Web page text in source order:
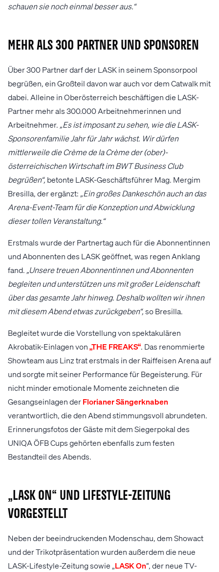
schauen sie noch einmal besser aus.“
Mehr als 300 Partner und Sponsoren
Über 300 Partner darf der LASK in seinem Sponsorpool
begrüßen, ein Großteil davon war auch vor dem Catwalk mit
dabei. Alleine in Oberösterreich beschäftigen die LASK-
Partner mehr als 300.000 Arbeitnehmerinnen und
Arbeitnehmer. „Es ist imposant zu sehen, wie die LASK-
Sponsorenfamilie Jahr für Jahr wächst. Wir dürfen
mittlerweile die Crème de la Crème der (ober)-
österreichischen Wirtschaft im BWT Business Club
begrüßen“, betonte LASK-Geschäftsführer Mag. Mergim
Bresilla, der ergänzt: „Ein großes Dankeschön auch an das
Arena-Event-Team für die Konzeption und Abwicklung
dieser tollen Veranstaltung.“
Erstmals wurde der Partnertag auch für die Abonnentinnen
und Abonnenten des LASK geöffnet, was regen Anklang
fand. „Unsere treuen Abonnentinnen und Abonnenten
begleiten und unterstützen uns mit großer Leidenschaft
über das gesamte Jahr hinweg. Deshalb wollten wir ihnen
mit diesem Abend etwas zurückgeben“,so Bresilla.
Begleitet wurde die Vorstellung von spektakulären
Akrobatik-Einlagen von„THE FREAKS“. Das renommierte
Showteam aus Linz trat erstmals in der Raiffeisen Arena auf
und sorgte mit seiner Performance für Begeisterung. Für
nicht minder emotionale Momente zeichneten die
Gesangseinlagen derFlorianer Sängerknaben
verantwortlich, die den Abend stimmungsvoll abrundeten.
Erinnerungsfotos der Gäste mit dem Siegerpokal des
UNIQA ÖFB Cups gehörten ebenfalls zum festen
Bestandteil des Abends.
„LASK On“ und Lifestyle-Zeitung
vorgestellt
Neben der beeindruckenden Modenschau, dem Showact
und der Trikotpräsentation wurden außerdem die neue
LASK-Lifestyle-Zeitung sowie „LASK On“, der neue TV-